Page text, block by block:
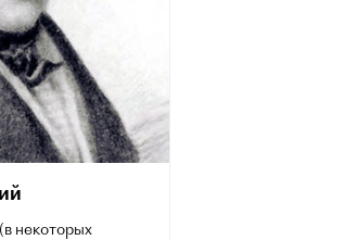
некоторых